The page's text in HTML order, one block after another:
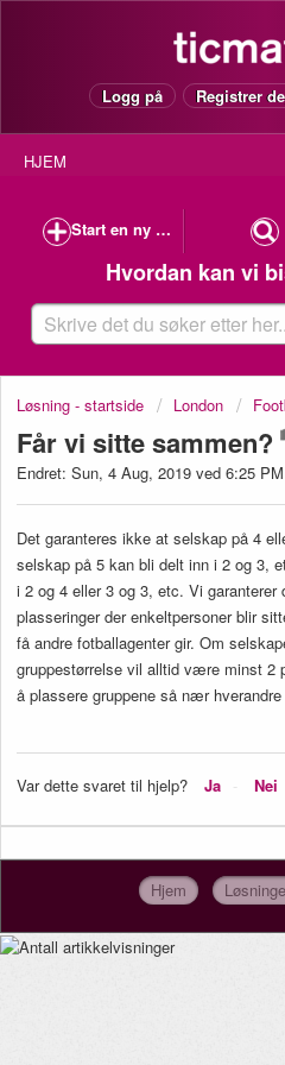
Logg på Registrer
HJEM
Start en ny melding til kundeservice
Hvordan kan vi
Løsning - startside London
Får vi sitte sammen?
Endret: Sun, 4 Aug, 2019 ved 6:25 PM
Det garanteres ikke at selskap på 4
selskap på 5 kan bli delt inn i 2 og 3,
i 2 og 4 eller 3 og 3, etc. Vi
plasseringer der enkeltpersoner blir
få andre fotballagenter gir. Om
gruppestørrelse vil alltid være minst 2
å plassere gruppene så nær
Var dette svaret til hjelp? Ja Nei
Hjem